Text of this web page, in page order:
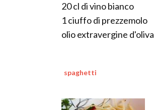
20 cl di vino bianco
1 ciuffo di prezzemolo
olio extravergine d'oliva
spaghetti